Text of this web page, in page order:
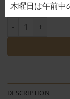
Chicken thigh
DESCRIPTION
木曜日は午前中